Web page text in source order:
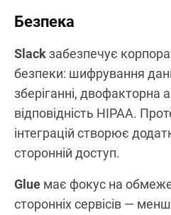
Безпека
Slackзабезпечує
безпеки: шифрування
зберіганні, двофакторна
відповідність HIPAA.
інтеграцій створює
сторонній доступ.
Glue має фокус на
сторонніх сервісів —